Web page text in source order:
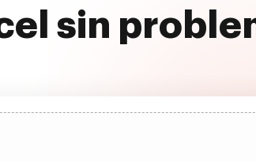
sin